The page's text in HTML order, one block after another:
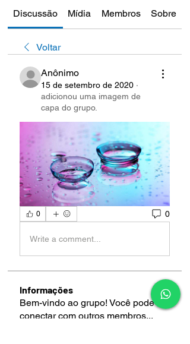
Discussão Mídia Membros Sobre
Voltar
Anônimo
15 de setembro de 2020 ·
adicionou uma imagem de
capa do grupo.
0 0
Write a comment...
Informações
Bem-vindo ao grupo! Você pode se
conectar com outros membros...